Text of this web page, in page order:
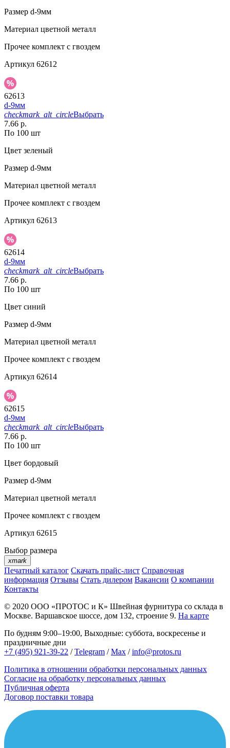
Размер d-9мм
Материал цветной металл
Прочее комплект с гвоздем
Артикул 62612
62613
d-9мм
checkmark_alt_circleВыбрать
7.66 р.
По 100 шт
Цвет зеленый
Размер d-9мм
Материал цветной металл
Прочее комплект с гвоздем
Артикул 62613
62614
d-9мм
checkmark_alt_circleВыбрать
7.66 р.
По 100 шт
Цвет синий
Размер d-9мм
Материал цветной металл
Прочее комплект с гвоздем
Артикул 62614
62615
d-9мм
checkmark_alt_circleВыбрать
7.66 р.
По 100 шт
Цвет бордовый
Размер d-9мм
Материал цветной металл
Прочее комплект с гвоздем
Артикул 62615
Выбор размера
xmark
Печатный каталог Скачать прайс-лист Справочная
информация Отзывы Стать дилером Вакансии О компании
Контакты
© 2020 ООО «ПРОТОС и К» Швейная фурнитура со склада в
Москве. Варшавское шоссе, дом 132, строение 9. На карте
По будням 9:00–19:00, Выходные: суббота, воскресенье и
праздничные дни
+7 (495) 921-39-22 /Telegram /Max /info@protos.ru
Политика в отношении обработки персональных данных
Согласие на обработку персональных данных
Публичная оферта
Договор поставки товара